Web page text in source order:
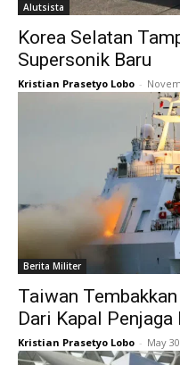
Alutsista
Korea Selatan
Supersonik Baru
Kristian Prasetyo Lobo -
Berita Militer
Taiwan
Dari Kapal Penjaga
Kristian Prasetyo Lobo - May